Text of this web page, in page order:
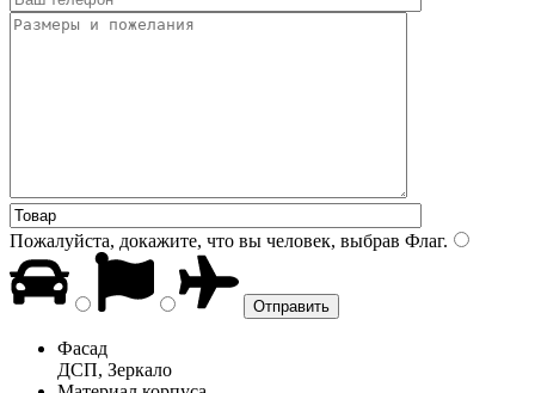
Пожалуйста, докажите, что вы человек, выбрав Флаг.
Фасад
ДСП, Зеркало